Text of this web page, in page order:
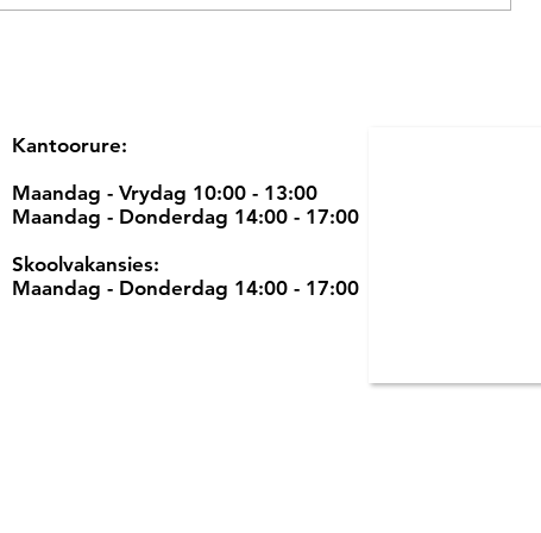
Kantoorure:
Maandag - Vrydag 10:00 - 13:00
Maandag - Donderdag 14:00 - 17:00
Skoolvakansies:
Maandag - Donderdag 14:00 - 17:00